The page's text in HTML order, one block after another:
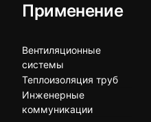
Применение
Вентиляционные
системы
Теплоизоляция труб
Инженерные
коммуникации